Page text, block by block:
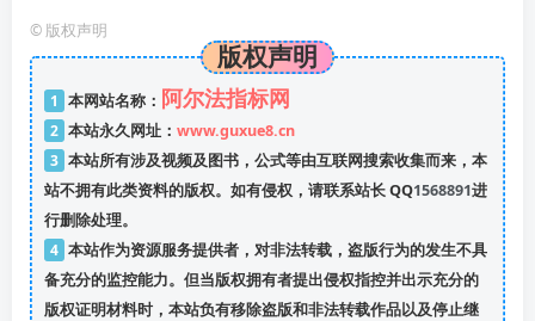
© 版权声明
版权声明
1 本网站名称： 阿尔法指标网
2 本站永久网址： www.guxue8.cn
3 本站所有涉及视频及图书，公式等由互联网搜索收集而来，本
站不拥有此类资料的版权。如有侵权，请联系站长 QQ1568891进
行删除处理。
4 本站作为资源服务提供者，对非法转载，盗版行为的发生不具
备充分的监控能力。但当版权拥有者提出侵权指控并出示充分的
版权证明材料时，本站负有移除盗版和非法转载作品以及停止继